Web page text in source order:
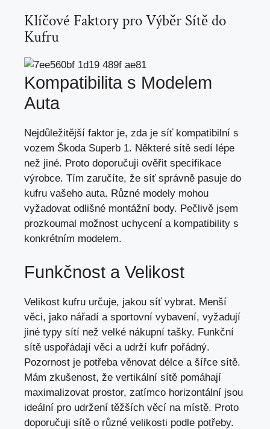
Klíčové Faktory pro Výběr Sítě do
Kufru
Kompatibilita s Modelem
Auta
Nejdůležitější faktor je, zda je síť kompatibilní s
vozem Škoda Superb 1. Některé sítě sedí lépe
než jiné. Proto doporučuji ověřit specifikace
výrobce. Tím zaručíte, že síť správně pasuje do
kufru vašeho auta. Různé modely mohou
vyžadovat odlišné montážní body. Pečlivě jsem
prozkoumal možnost uchycení a kompatibility s
konkrétním modelem.
Funkčnost a Velikost
Velikost kufru určuje, jakou síť vybrat. Menší
věci, jako nářadí a sportovní vybavení, vyžadují
jiné typy sítí než velké nákupní tašky. Funkční
sítě uspořádají věci a udrží kufr pořádný.
Pozornost je potřeba věnovat délce a šířce sítě.
Mám zkušenost, že vertikální sítě pomáhají
maximalizovat prostor, zatímco horizontální jsou
ideální pro udržení těžších věcí na místě. Proto
doporučuji sítě o různé velikosti podle potřeby.